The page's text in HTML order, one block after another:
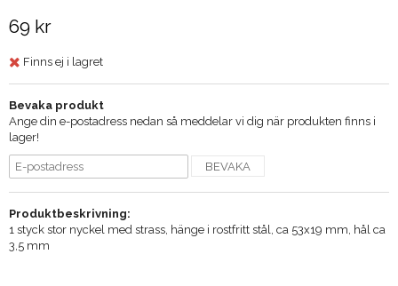
69 kr
Finns ej i lagret
Bevaka produkt
Ange din e-postadress nedan så meddelar vi dig när produkten finns i
lager!
BEVAKA
Produktbeskrivning:
1 styck stor nyckel med strass, hänge i rostfritt stål, ca 53x19 mm, hål ca
3,5 mm